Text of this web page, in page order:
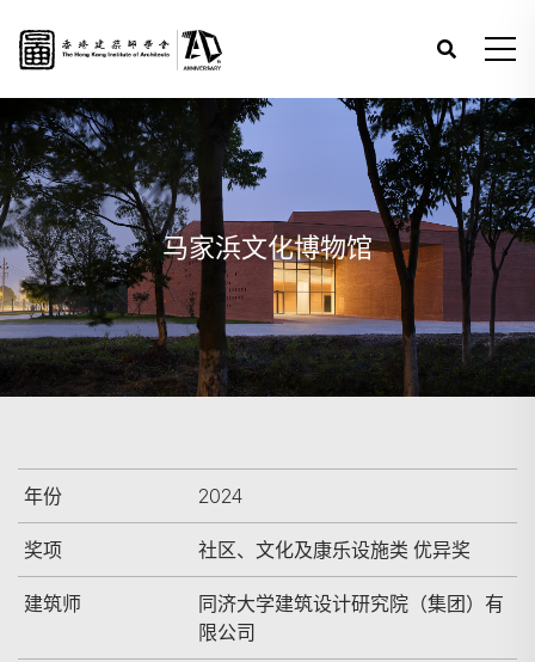
马家浜文化博物馆
年份 2024
奖项 社区、文化及康乐设施类 优异奖
建筑师
同济大学建筑设计研究院（集团）有
限公司